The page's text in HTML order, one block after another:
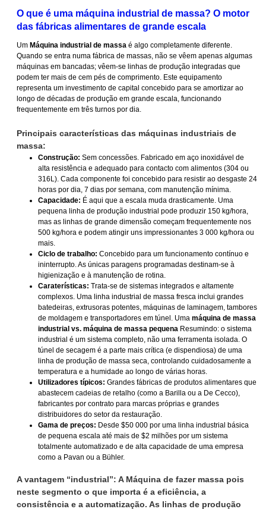
O que é uma máquina industrial de massa? O motor
das fábricas alimentares de grande escala
Um Máquina industrial de massaé algo completamente diferente.
Quando se entra numa fábrica de massas, não se vêem apenas algumas
máquinas em bancadas; vêem-se linhas de produção integradas que
podem ter mais de cem pés de comprimento. Este equipamento
representa um investimento de capital concebido para se amortizar ao
longo de décadas de produção em grande escala, funcionando
frequentemente em três turnos por dia.
Principais características das máquinas industriais de
massa:
Construção: Sem concessões. Fabricado em aço inoxidável de
alta resistência e adequado para contacto com alimentos (304 ou
316L). Cada componente foi concebido para resistir ao desgaste 24
horas por dia, 7 dias por semana, com manutenção mínima.
Capacidade: É aqui que a escala muda drasticamente. Uma
pequena linha de produção industrial pode produzir 150 kg/hora,
mas as linhas de grande dimensão começam frequentemente nos
500 kg/hora e podem atingir uns impressionantes 3 000 kg/hora ou
mais.
Ciclo de trabalho: Concebido para um funcionamento contínuo e
ininterrupto. As únicas paragens programadas destinam-se à
higienização e à manutenção de rotina.
Caraterísticas: Trata-se de sistemas integrados e altamente
complexos. Uma linha industrial de massa fresca inclui grandes
batedeiras, extrusoras potentes, máquinas de laminagem, tambores
de moldagem e transportadores em túnel. Uma máquina de massa
industrial vs. máquina de massa pequenaResumindo: o sistema
industrial é um sistema completo, não uma ferramenta isolada. O
túnel de secagem é a parte mais crítica (e dispendiosa) de uma
linha de produção de massa seca, controlando cuidadosamente a
temperatura e a humidade ao longo de várias horas.
Utilizadores típicos: Grandes fábricas de produtos alimentares que
abastecem cadeias de retalho (como a Barilla ou a De Cecco),
fabricantes por contrato para marcas próprias e grandes
distribuidores do setor da restauração.
Gama de preços: Desde $50 000 por uma linha industrial básica
de pequena escala até mais de $2 milhões por um sistema
totalmente automatizado e de alta capacidade de uma empresa
como a Pavan ou a Bühler.
A vantagem “industrial”: A Máquina de fazer massapois
neste segmento o que importa é a eficiência, a
consistência e a automatização. As linhas de produção